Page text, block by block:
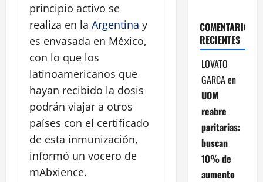
principio activo se
realiza en la Argentina y
es envasada en México,
con lo que los
latinoamericanos que
hayan recibido la dosis
podrán viajar a otros
países con el certificado
de esta inmunización,
informó un vocero de
mAbxience.
COMENTARIOS
RECIENTES
LOVATO
GARCAen
UOM
reabre
paritarias:
buscan
10% de
aumento